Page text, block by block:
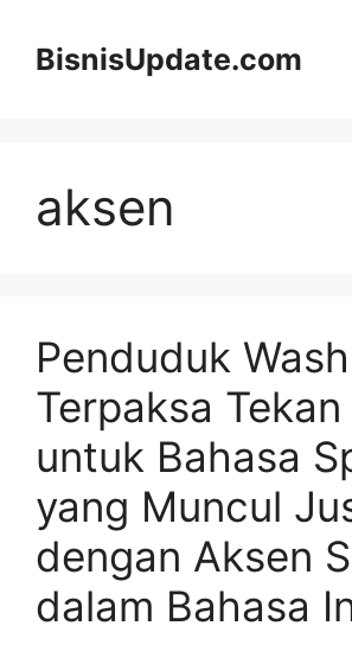
BisnisUpdate.com
aksen
Penduduk
Terpaksa Tekan
untuk Bahasa
yang Muncul
dengan Aksen
dalam Bahasa